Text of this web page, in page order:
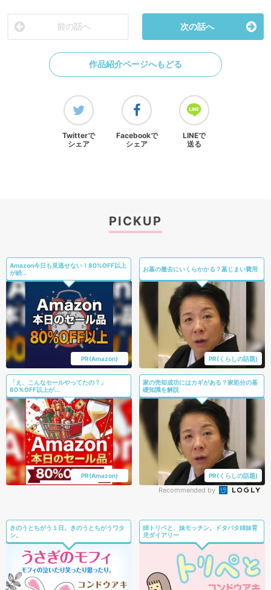
前の話へ 次の話へ
作品紹介ページへもどる
Twitterで
シェア
Facebookで
シェア
LINEで
送る
PICKUP
Amazon今日も見逃せない！80%OFF以上
が続...
PR(Amazon)
お墓の撤去にいくらかかる？墓じまい費用
PR(くらしの話題)
「え、こんなセールやってたの？」
80％OFF以上が...
PR(Amazon)
家の売却成功にはカギがある？家処分の基
礎知識を解説
PR(くらしの話題)
Recommended by
きのうとちがう１日。きのうとちがうワタ
シ。
姉トリペと、妹モッチン。ドタバタ姉妹育
児ダイアリー